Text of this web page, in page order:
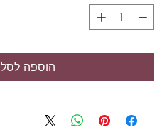
הוספה לסל